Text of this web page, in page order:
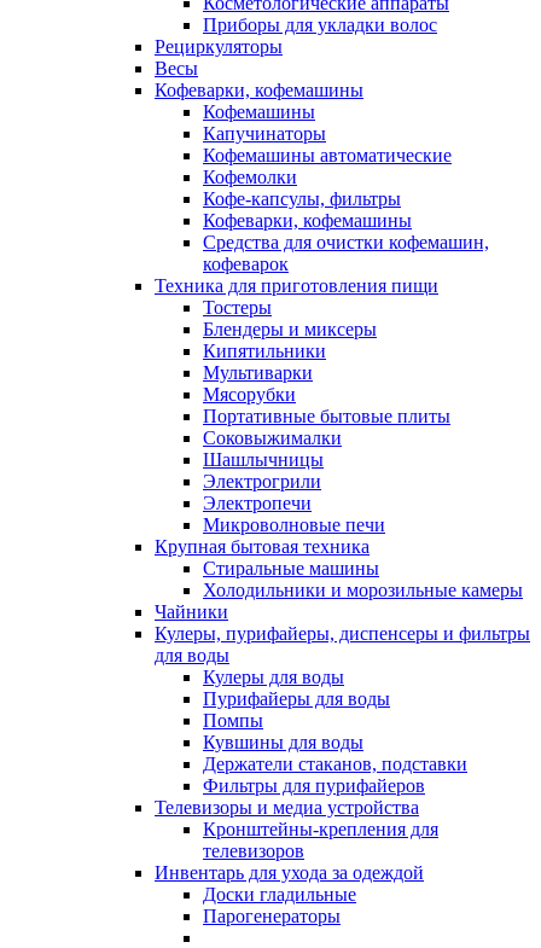
Приборы для укладки волос
Рециркуляторы
Весы
Кофеварки, кофемашины
Кофемашины
Капучинаторы
Кофемашины автоматические
Кофемолки
Кофе-капсулы, фильтры
Кофеварки, кофемашины
Средства для очистки кофемашин,
кофеварок
Техника для приготовления пищи
Тостеры
Блендеры и миксеры
Кипятильники
Мультиварки
Мясорубки
Портативные бытовые плиты
Соковыжималки
Шашлычницы
Электрогрили
Электропечи
Микроволновые печи
Крупная бытовая техника
Стиральные машины
Холодильники и морозильные камеры
Чайники
Кулеры, пурифайеры, диспенсеры и фильтры
для воды
Кулеры для воды
Пурифайеры для воды
Помпы
Кувшины для воды
Держатели стаканов, подставки
Фильтры для пурифайеров
Телевизоры и медиа устройства
Кронштейны-крепления для
телевизоров
Инвентарь для ухода за одеждой
Доски гладильные
Парогенераторы